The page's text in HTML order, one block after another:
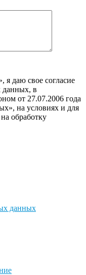
даю свое согласие
данных, в
от 27.07.2006 года
на условиях и для
обработку
данных